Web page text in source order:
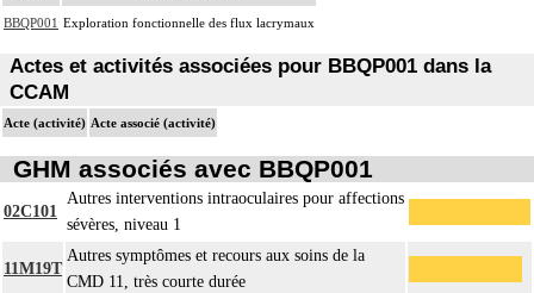
BBQP001 Exploration fonctionnelle des flux lacrymaux
Actes et activités associées pour BBQP001 dans la
CCAM
Acte (activité) Acte associé (activité)
GHM associés avec BBQP001
02C101
Autres interventions intraoculaires pour affections
sévères, niveau 1
11M19T
Autres symptômes et recours aux soins de la
CMD 11, très courte durée